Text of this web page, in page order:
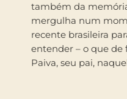
também da
mergulha num
recente brasileira
entender – o que de
Paiva, seu pai,